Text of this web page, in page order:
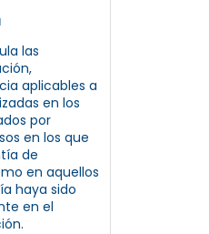
las
aplicables a
en los
por
en los que
de
en aquellos
haya sido
en el